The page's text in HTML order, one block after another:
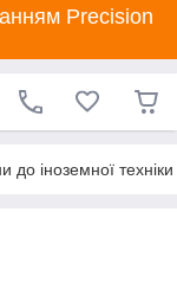
Precision
до іноземної техніки